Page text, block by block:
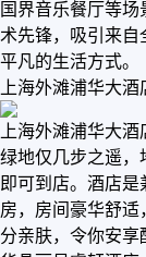
国界音乐餐厅等
术先锋，吸引来
平凡的生活方式。
上海外滩浦华大酒
上海外滩浦华大
绿地仅几步之遥
即可到店。酒店
房，房间豪华舒
分亲肤，令你安享